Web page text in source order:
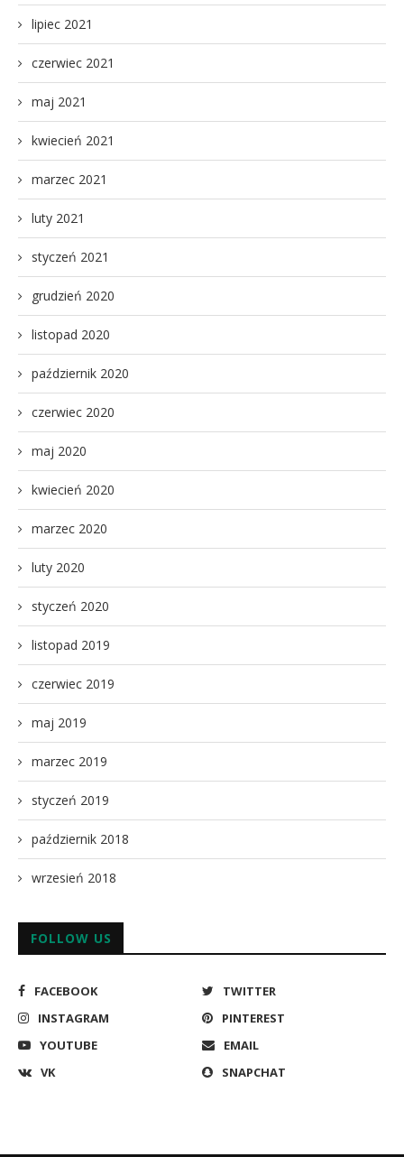
lipiec 2021
czerwiec 2021
maj 2021
kwiecień 2021
marzec 2021
luty 2021
styczeń 2021
grudzień 2020
listopad 2020
październik 2020
czerwiec 2020
maj 2020
kwiecień 2020
marzec 2020
luty 2020
styczeń 2020
listopad 2019
czerwiec 2019
maj 2019
marzec 2019
styczeń 2019
październik 2018
wrzesień 2018
FOLLOW US
FACEBOOK
TWITTER
INSTAGRAM
PINTEREST
YOUTUBE
EMAIL
VK
SNAPCHAT